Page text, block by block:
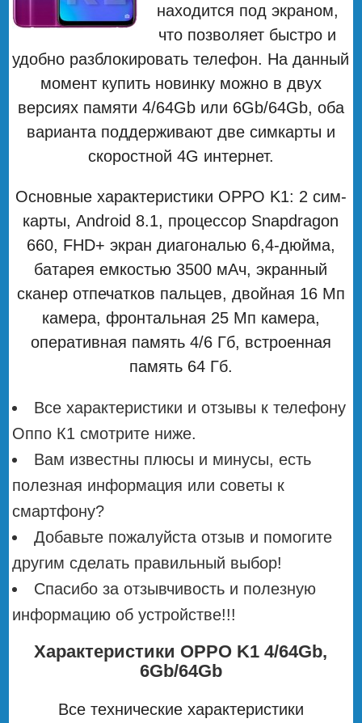
находится под экраном,
что позволяет быстро и
удобно разблокировать телефон. На данный
момент купить новинку можно в двух
версиях памяти 4/64Gb или 6Gb/64Gb, оба
варианта поддерживают две симкарты и
скоростной 4G интернет.
Основные характеристики OPPO K1: 2 сим-
карты, Android 8.1, процессор Snapdragon
660, FHD+ экран диагональю 6,4-дюйма,
батарея емкостью 3500 мАч, экранный
сканер отпечатков пальцев, двойная 16 Мп
камера, фронтальная 25 Мп камера,
оперативная память 4/6 Гб, встроенная
память 64 Гб.
Все характеристики и отзывы к телефону
Оппо К1 смотрите ниже.
Вам известны плюсы и минусы, есть
полезная информация или советы к
смартфону?
Добавьте пожалуйста отзыв и помогите
другим сделать правильный выбор!
Спасибо за отзывчивость и полезную
информацию об устройстве!!!
Характеристики OPPO K1 4/64Gb,
6Gb/64Gb
Все технические характеристики